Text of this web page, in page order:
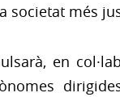
societat més
en